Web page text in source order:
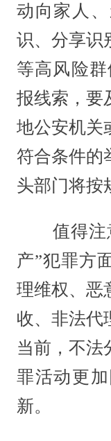
动向家人
识、分享识
等高风险
报线索，要
地公安机关
符合条件的
头部门将按
值得注意
产”犯罪方
理维权、恶
收、非法代
当前，不法
罪活动更
新。